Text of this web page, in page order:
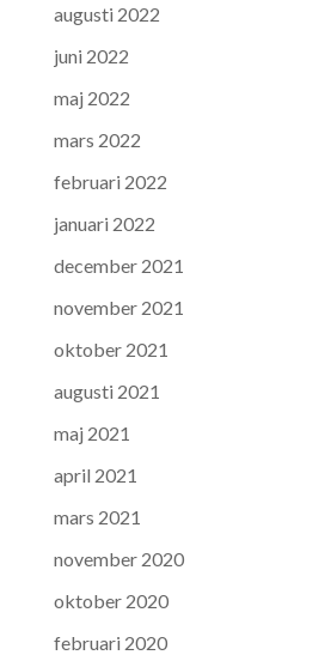
augusti 2022
juni 2022
maj 2022
mars 2022
februari 2022
januari 2022
december 2021
november 2021
oktober 2021
augusti 2021
maj 2021
april 2021
mars 2021
november 2020
oktober 2020
februari 2020